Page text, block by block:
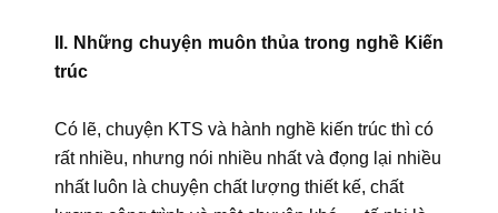
II. Những chuyện muôn thủa trong nghề Kiến
trúc
Có lẽ, chuyện KTS và hành nghề kiến trúc thì có
rất nhiều, nhưng nói nhiều nhất và đọng lại nhiều
nhất luôn là chuyện chất lượng thiết kế, chất